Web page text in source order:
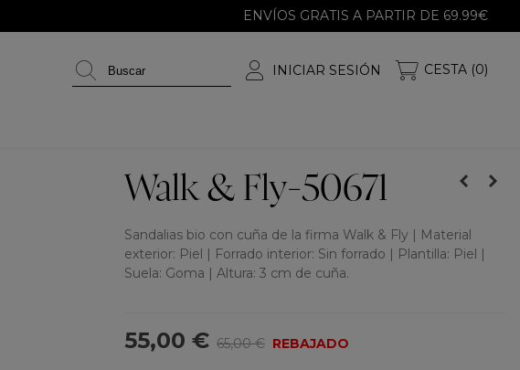
ENVÍOS GRATIS A PARTIR DE 69.99€
INICIAR SESIÓN CESTA (0)
Walk & Fly-50671
Sandalias bio con cuña de la firma Walk & Fly | Material
exterior: Piel | Forrado interior: Sin forrado | Plantilla: Piel |
Suela: Goma | Altura: 3 cm de cuña.
55,00 € 65,00 € REBAJADO